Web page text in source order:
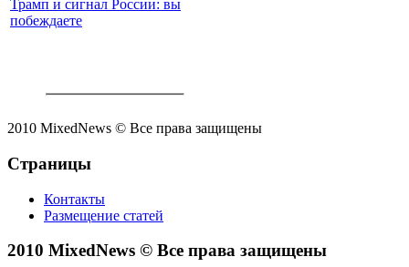
Трамп и сигнал России: вы
побеждаете
2010 MixedNews © Все права защищены
Страницы
Контакты
Размещение статей
2010 MixedNews © Все права защищены